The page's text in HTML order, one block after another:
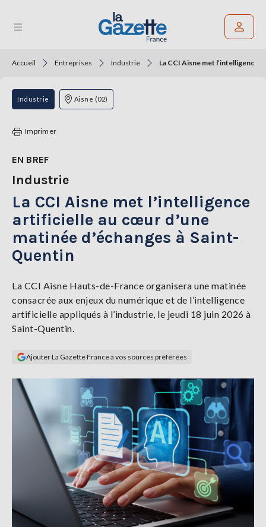
THÉMATIQUES
RÉGIONS
TENDANCES
SERVICES
LA
GAZETTE
connecter
S'abonner
Accueil Entreprises Industrie La CCI Aisne met l’intelligence
Industrie Aisne (02)
Imprimer
EN BREF
Industrie
La CCI Aisne met l’intelligence
artificielle au cœur d’une
matinée d’échanges à Saint-
Quentin
La CCI Aisne Hauts-de-France organisera une matinée
consacrée aux enjeux du numérique et de l’intelligence
artificielle appliqués à l’industrie, le jeudi 18 juin 2026 à
Saint-Quentin.
Ajouter La Gazette France à vos sources préférées